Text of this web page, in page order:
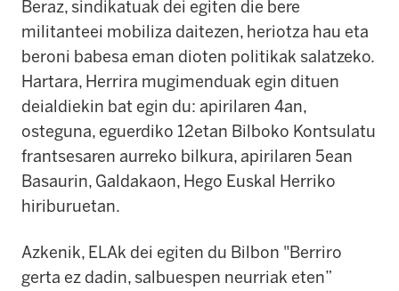
Beraz, sindikatuak dei egiten die bere
militanteei mobiliza daitezen, heriotza hau eta
beroni babesa eman dioten politikak salatzeko.
Hartara, Herrira mugimenduak egin dituen
deialdiekin bat egin du: apirilaren 4an,
osteguna, eguerdiko 12etan Bilboko Kontsulatu
frantsesaren aurreko bilkura, apirilaren 5ean
Basaurin, Galdakaon, Hego Euskal Herriko
hiriburuetan.
Azkenik, ELAk dei egiten du Bilbon "Berriro
gerta ez dadin, salbuespen neurriak eten”